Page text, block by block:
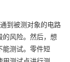
到被测对象的电路
风险。然后，想
能测试。零件短